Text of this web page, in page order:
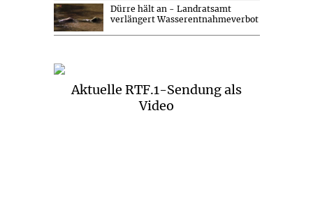
Dürre hält an - Landratsamt
verlängert Wasserentnahmeverbot
Aktuelle RTF.1-Sendung als
Video